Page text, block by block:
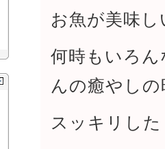
お魚が美味
何時もいろ
んの癒やし
スッキリした